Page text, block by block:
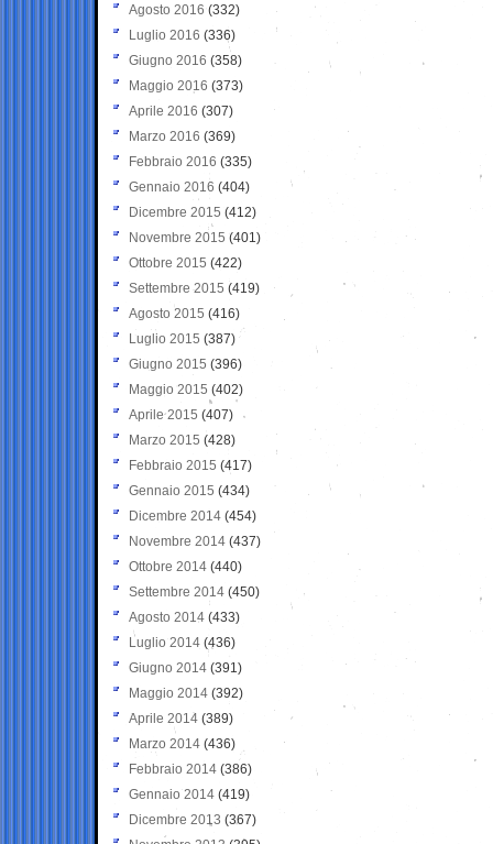
Agosto 2016 (332)
Luglio 2016 (336)
Giugno 2016 (358)
Maggio 2016 (373)
Aprile 2016 (307)
Marzo 2016 (369)
Febbraio 2016 (335)
Gennaio 2016 (404)
Dicembre 2015 (412)
Novembre 2015 (401)
Ottobre 2015 (422)
Settembre 2015 (419)
Agosto 2015 (416)
Luglio 2015 (387)
Giugno 2015 (396)
Maggio 2015 (402)
Aprile 2015 (407)
Marzo 2015 (428)
Febbraio 2015 (417)
Gennaio 2015 (434)
Dicembre 2014 (454)
Novembre 2014 (437)
Ottobre 2014 (440)
Settembre 2014 (450)
Agosto 2014 (433)
Luglio 2014 (436)
Giugno 2014 (391)
Maggio 2014 (392)
Aprile 2014 (389)
Marzo 2014 (436)
Febbraio 2014 (386)
Gennaio 2014 (419)
Dicembre 2013 (367)